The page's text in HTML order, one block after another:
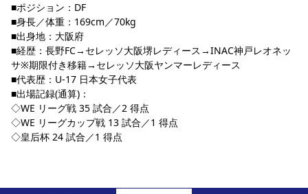
■ポジション：DF
■身長／体重：169cm／70kg
■出身地：大阪府
■経歴：長野FC→セレッソ大阪堺レディース→INAC神戸レオネッ
サ※期限付き移籍→セレッソ大阪ヤンマーレディース
■代表歴：U-17 日本女子代表
■出場記録(通算)：
◇WE リーグ戦 35 試合／2 得点
◇WE リーグカップ戦 13 試合／1 得点
◇皇后杯 24 試合／1 得点